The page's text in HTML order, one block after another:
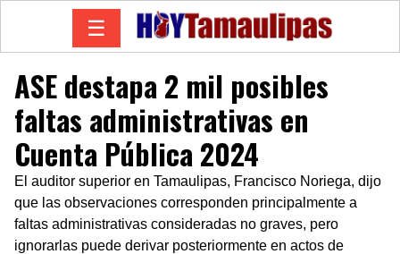
☰
ASE destapa 2 mil posibles
faltas administrativas en
Cuenta Pública 2024
El auditor superior en Tamaulipas, Francisco Noriega, dijo
que las observaciones corresponden principalmente a
faltas administrativas consideradas no graves, pero
ignorarlas puede derivar posteriormente en actos de